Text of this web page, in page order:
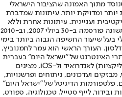
מתוך האמונה שהציבור הישראלי
יותר ומדויקת יותר. עיתונות שמדברת
ועניינית. עיתונות אחרת וללא
תשלום. המהדורה המודפסת הראשונה פורסמה ב-30 ביולי 2007, וב-2010
בעל שיעור החשיפה הגבוה ביותר בימי
העורך הראשי הוא עמר לחמנוביץ,
האינטרנט של "ישראל היום" בעברית
ובאנגלית, כמו כן היישומונים (אפליקציות) לאנדרואיד ול-iOS, מציגים
ועדכונים, ניתוחים ופרשנויות,
פלטפורמות הדיגיטל של "ישראל היום"
ובידור, לייף סטייל, טכנולוגיה, ספורט,